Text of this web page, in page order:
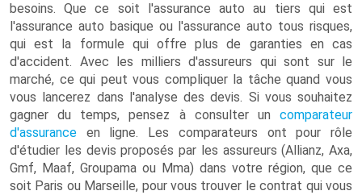
besoins. Que ce soit l'assurance auto au tiers qui est
l'assurance auto basique ou l'assurance auto tous risques,
qui est la formule qui offre plus de garanties en cas
d'accident. Avec les milliers d'assureurs qui sont sur le
marché, ce qui peut vous compliquer la tâche quand vous
vous lancerez dans l'analyse des devis. Si vous souhaitez
gagner du temps, pensez à consulter un comparateur
d'assurance en ligne. Les comparateurs ont pour rôle
d'étudier les devis proposés par les assureurs (Allianz, Axa,
Gmf, Maaf, Groupama ou Mma) dans votre région, que ce
soit Paris ou Marseille, pour vous trouver le contrat qui vous